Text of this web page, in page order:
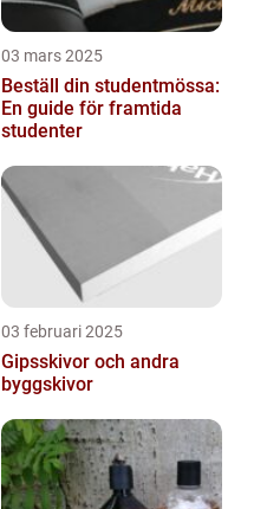
03 mars 2025
Beställ din studentmössa:
En guide för framtida
studenter
03 februari 2025
Gipsskivor och andra
byggskivor